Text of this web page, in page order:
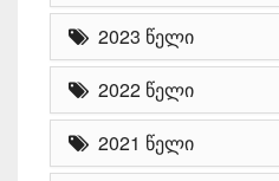
2023 წელი
2022 წელი
2021 წელი